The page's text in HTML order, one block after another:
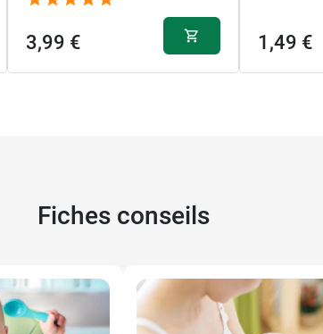
3,99 € 1,49 €
Fiches conseils